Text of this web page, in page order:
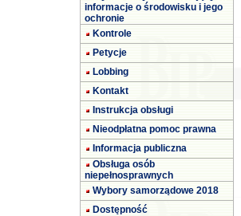
informacje o środowisku i jego
ochronie
Kontrole
Petycje
Lobbing
Kontakt
Instrukcja obsługi
Nieodpłatna pomoc prawna
Informacja publiczna
Obsługa osób
niepełnosprawnych
Wybory samorządowe 2018
Dostępność